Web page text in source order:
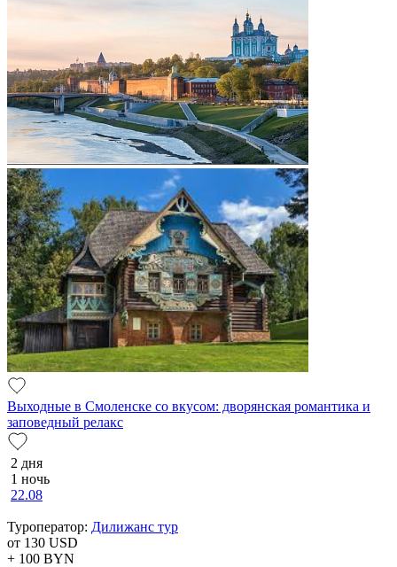
Выходные в Смоленске со вкусом: дворянская романтика и
заповедный релакс
2 дня
1 ночь
22.08
Туроператор: Дилижанс тур
от 130 USD
+ 100 BYN